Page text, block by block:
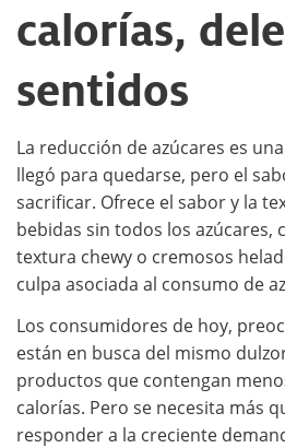
calorías,
sentidos
La reducción de azúcares es
llegó para quedarse, pero el
sacrificar. Ofrece el sabor y la
bebidas sin todos los azúcares,
textura chewy o cremosos
culpa asociada al consumo de
Los consumidores de hoy,
están en busca del mismo
productos que contengan
calorías. Pero se necesita más
responder a la creciente